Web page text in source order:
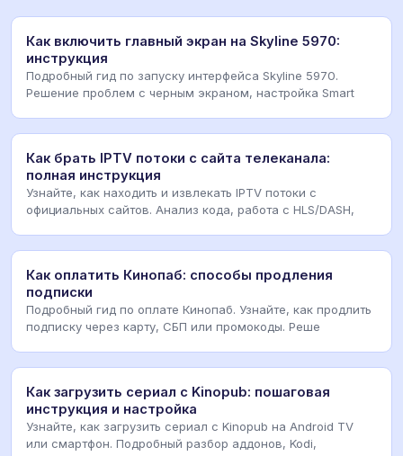
Как включить главный экран на Skyline 5970:
инструкция
Подробный гид по запуску интерфейса Skyline 5970.
Решение проблем с черным экраном, настройка Smart
Как брать IPTV потоки с сайта телеканала:
полная инструкция
Узнайте, как находить и извлекать IPTV потоки с
официальных сайтов. Анализ кода, работа с HLS/DASH,
Как оплатить Кинопаб: способы продления
подписки
Подробный гид по оплате Кинопаб. Узнайте, как продлить
подписку через карту, СБП или промокоды. Реше
Как загрузить сериал с Kinopub: пошаговая
инструкция и настройка
Узнайте, как загрузить сериал с Kinopub на Android TV
или смартфон. Подробный разбор аддонов, Kodi,